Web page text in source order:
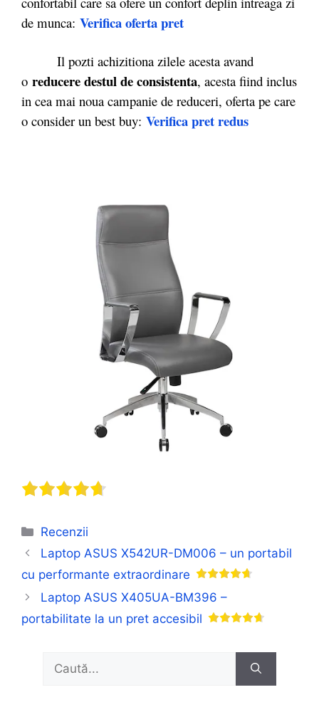
de munca: Verifica oferta pret
Il pozti achizitiona zilele acesta avand
o reducere destul de consistenta, acesta fiind inclus
in cea mai noua campanie de reduceri, oferta pe care
o consider un best buy: Verifica pret redus
Categorii
Recenzii
Laptop ASUS X542UR-DM006 – un portabil
cu performante extraordinare
Laptop ASUS X405UA-BM396 –
portabilitate la un pret accesibil
Caută